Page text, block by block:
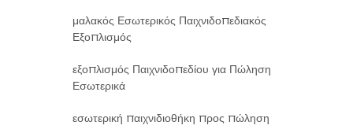
μαλακός Εσωτερικός Παιχνιδοπεδιακός
Εξοπλισμός
εξοπλισμός Παιχνιδοπεδίου για Πώληση
Εσωτερικά
εσωτερική παιχνιδιοθήκη προς πώληση